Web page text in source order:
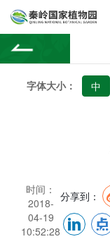
字体大小： 中
时间：
2018-
04-19
10:52:28
分享到：